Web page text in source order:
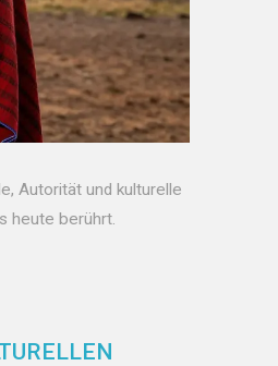
Autorität und kulturelle
heute berührt.